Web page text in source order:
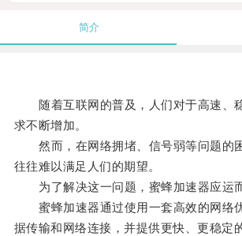
简介
随着互联网的普及，人们对于高速、
求不断增加。
然而，在网络拥堵、信号弱等问题的
往往难以满足人们的期望。
为了解决这一问题，蜜蜂加速器应运而
蜜蜂加速器通过使用一套高效的网络
据传输和网络连接，并提供更快、更稳定